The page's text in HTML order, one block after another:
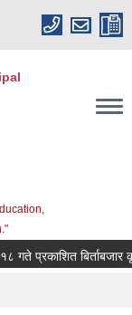
प्रकाशित बिर्ताबजार